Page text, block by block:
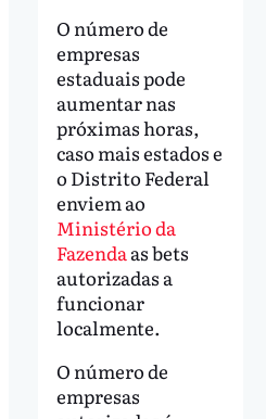
O número de
empresas
estaduais pode
aumentar nas
próximas horas,
caso mais estados e
o Distrito Federal
enviem ao
Ministério da
Fazendaas bets
autorizadas a
funcionar
localmente.
O número de
empresas